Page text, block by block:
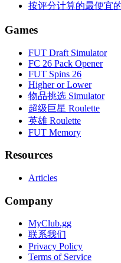
按评分计算的最便宜
Games
FUT Draft Simulator
FC 26 Pack Opener
FUT Spins 26
Higher or Lower
物品挑选 Simulator
超级巨星 Roulette
英雄 Roulette
FUT Memory
Resources
Articles
Company
MyClub.gg
联系我们
Privacy Policy
Terms of Service